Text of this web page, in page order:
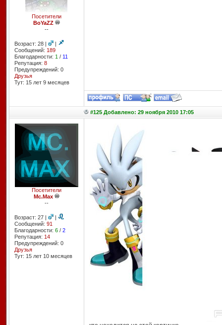
Посетители
BoYaZZ
--
Возраст: 28 |
|
Сообщений: 189
Благодарности: 1 / 11
Репутация: 8
Предупреждений: 0
Друзья
Тут: 15 лет 9 месяцев
#125 Добавлено: 29 ноября 2010 17:05
Посетители
Mc.Max
--
Возраст: 27 |
|
Сообщений: 91
Благодарности: 6/ 2
Репутация: 14
Предупреждений: 0
Друзья
Тут: 15 лет 10 месяцев